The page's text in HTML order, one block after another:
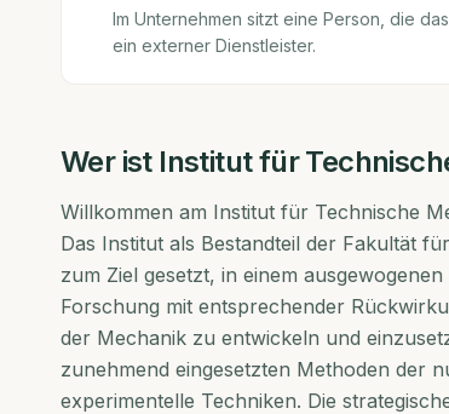
Im Unternehmen sitzt eine Person, die
ein externer Dienstleister.
Wer ist Institut für
Willkommen am Institut für Technische
Das Institut als Bestandteil der Fakultät
zum Ziel gesetzt, in einem
Forschung mit entsprechender
der Mechanik zu entwickeln und
zunehmend eingesetzten Methoden der
experimentelle Techniken. Die